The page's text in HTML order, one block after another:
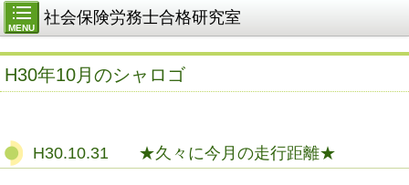
MENU
社会保険労務士合格研究室
H30年10月のシャロゴ
H30.10.31 ★久々に今月の走行距離★